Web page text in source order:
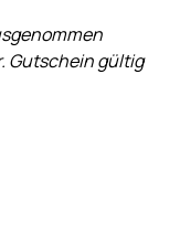
Gutschein gültig